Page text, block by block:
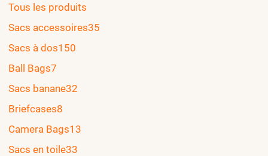
Tous les produits
Sacs accessoires35
Sacs à dos150
Ball Bags7
Sacs banane32
Briefcases8
Camera Bags13
Sacs en toile33